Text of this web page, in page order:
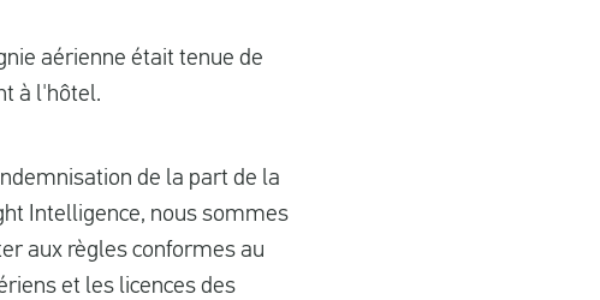
aérienne était tenue de
à l'hôtel.
de la part de la
Intelligence, nous sommes
aux règles conformes au
et les licences des